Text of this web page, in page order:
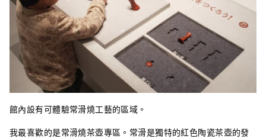
館內設有可體驗常滑燒工藝的區域。
我最喜歡的是常滑燒茶壺專區。常滑是獨特的紅色陶瓷茶壺的發